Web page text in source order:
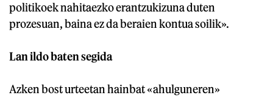
politikoek nahitaezko erantzukizuna duten
prozesuan, baina ez da beraien kontua soilik».
Lan ildo baten segida
Azken bost urteetan hainbat «ahulguneren»